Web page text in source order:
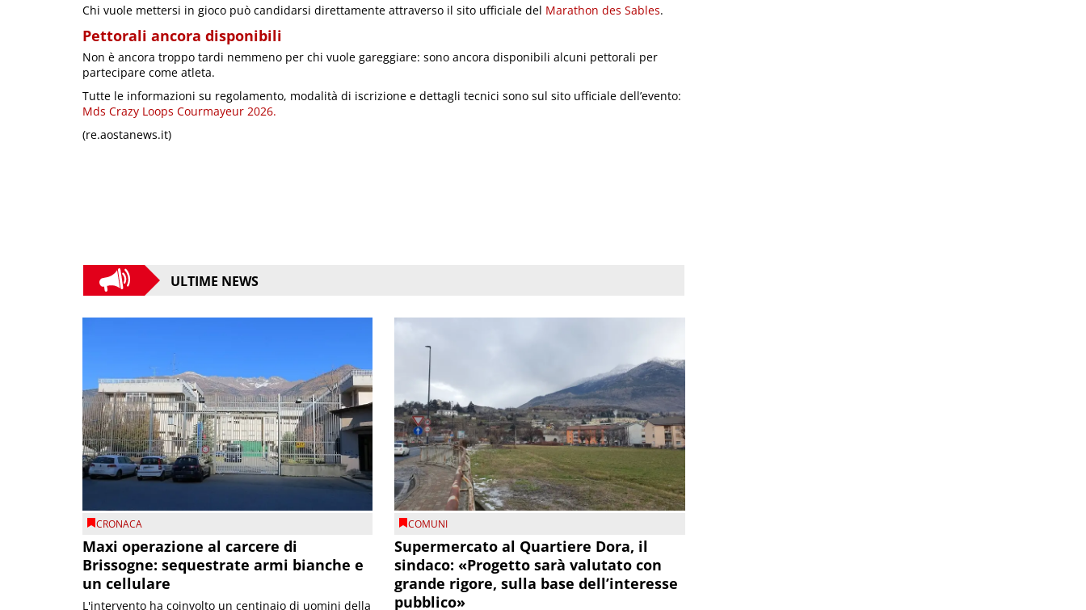
Chi vuole mettersi in gioco può candidarsi direttamente attraverso il sito ufficiale del Marathon des Sables.
Pettorali ancora disponibili
Non è ancora troppo tardi nemmeno per chi vuole gareggiare: sono ancora disponibili alcuni pettorali per
partecipare come atleta.
Tutte le informazioni su regolamento, modalità di iscrizione e dettagli tecnici sono sul sito ufficiale dell’evento:
Mds Crazy Loops Courmayeur 2026.
(re.aostanews.it)
ULTIME NEWS
CRONACA
Maxi operazione al carcere di
Brissogne: sequestrate armi bianche e
un cellulare
L'intervento ha coinvolto un centinaio di uomini della
COMUNI
Supermercato al Quartiere Dora, il
sindaco: «Progetto sarà valutato con
grande rigore, sulla base dell’interesse
pubblico»